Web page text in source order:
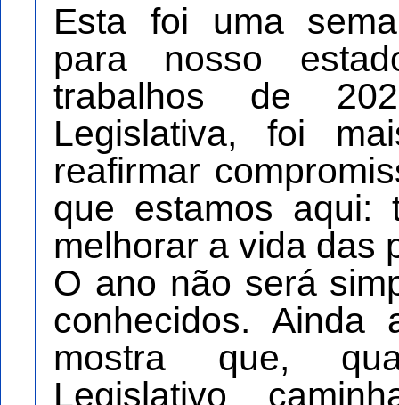
Esta foi uma
para nosso
trabalhos de
Legislativa, foi
reafirmar
que estamos aqui:
melhorar a vida das
O ano não será
conhecidos. Ainda
mostra que,
Legislativo